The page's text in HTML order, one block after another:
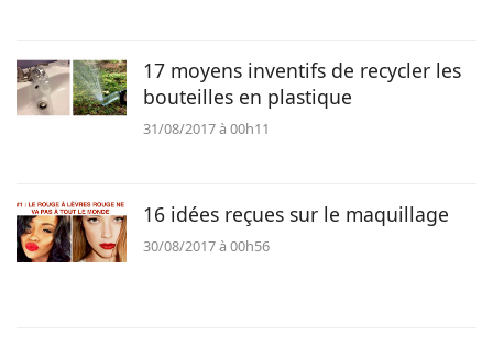
17 moyens inventifs de recycler les
bouteilles en plastique
31/08/2017 à 00h11
16 idées reçues sur le maquillage
30/08/2017 à 00h56